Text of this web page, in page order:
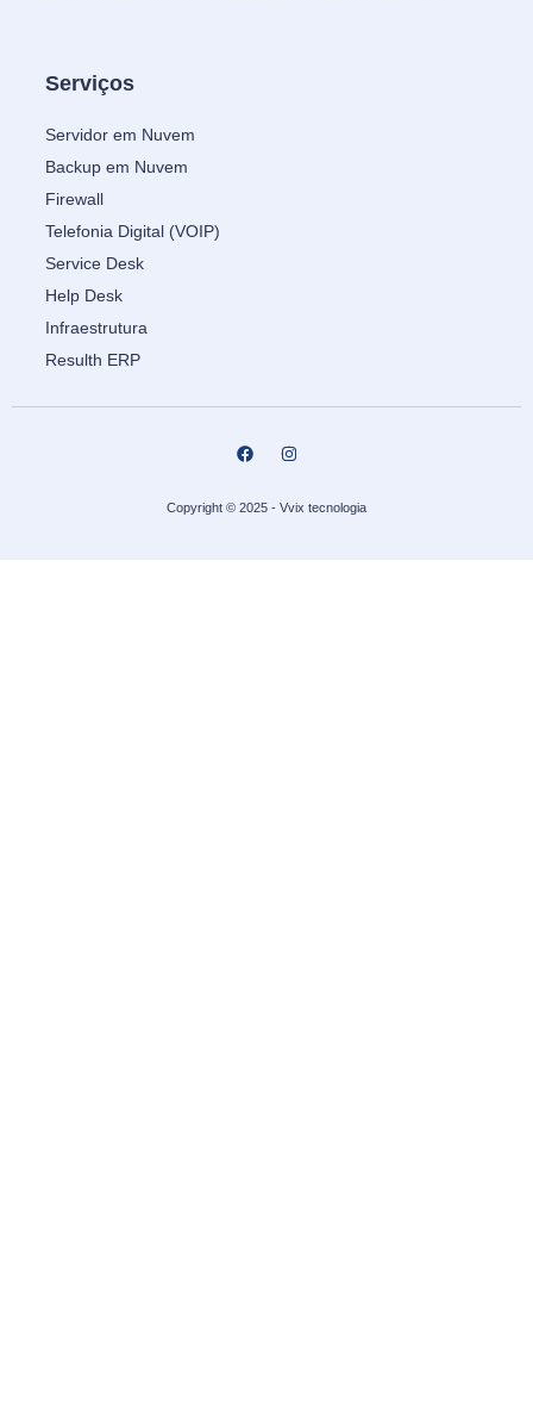
Serviços
Servidor em Nuvem
Backup em Nuvem
Firewall
Telefonia Digital (VOIP)
Service Desk
Help Desk
Infraestrutura
Resulth ERP
Copyright © 2025 - Vvix tecnologia